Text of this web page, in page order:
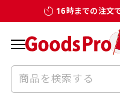
16時までの注文